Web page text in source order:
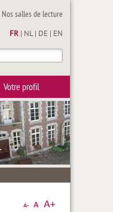
Nos salles de lecture
FR NL| DE EN
Votre profil